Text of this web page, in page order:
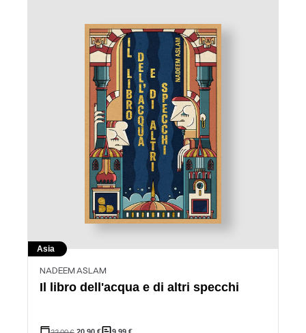
Asia
NADEEM ASLAM
Il libro dell'acqua e di altri specchi